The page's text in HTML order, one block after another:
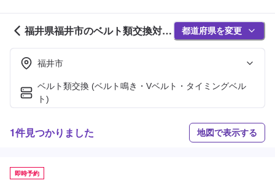
福井県福井市のベルト類交換対応
店舗紹介 (1ページ目)
都道府県を変更
福井市
ベルト類交換 (ベルト鳴き・Vベルト・タイミングベル
ト)
1件見つかりました 地図で表示する
即時予約